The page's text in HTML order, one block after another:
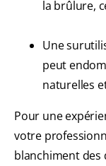
la brûlure,
Une
peut
naturelles
Pour une
votre
blanchiment des